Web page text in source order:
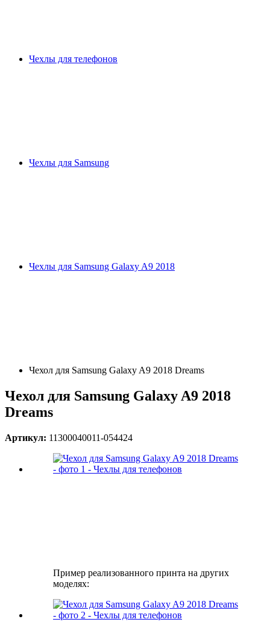
Чехлы для телефонов
Чехлы для Samsung
Чехлы для Samsung Galaxy A9 2018
Чехол для Samsung Galaxy A9 2018 Dreams
Чехол для Samsung Galaxy A9 2018
Dreams
Артикул: 11300040011-054424
Пример реализованного принта на других
моделях: